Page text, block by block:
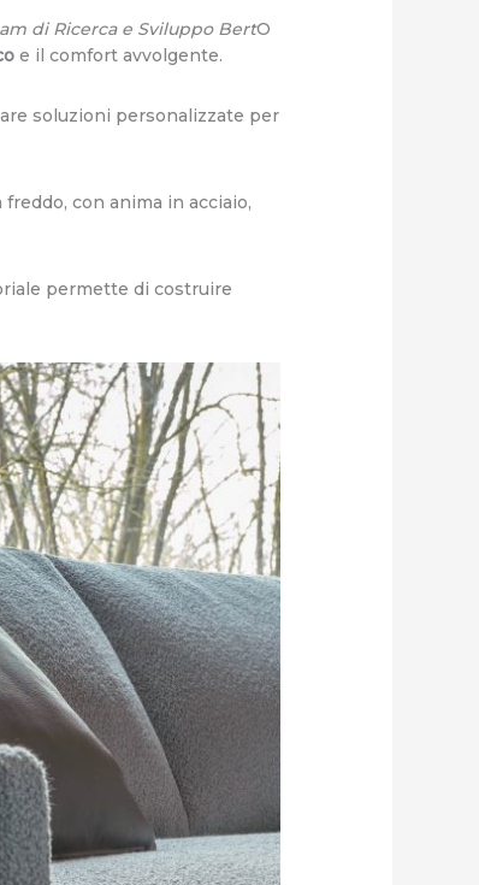
di Ricerca e Sviluppo BertO
e il comfort avvolgente.
soluzioni personalizzate per
con anima in acciaio,
permette di costruire